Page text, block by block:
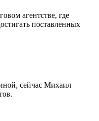
агентстве, где
поставленных
сейчас Михаил